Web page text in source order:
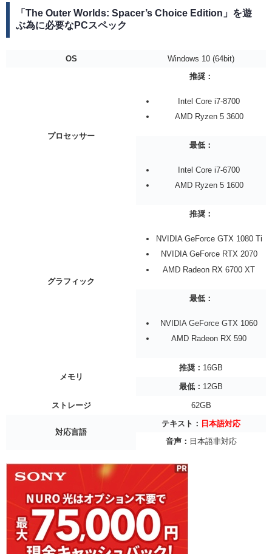
「The Outer Worlds: Spacer’s Choice Edition」を遊
ぶ為に必要なPCスペック
OS Windows 10 (64bit)
プロセッサー
推奨：
Intel Core i7-8700
AMD Ryzen 5 3600
最低：
Intel Core i7-6700
AMD Ryzen 5 1600
グラフィック
推奨：
NVIDIA GeForce GTX 1080 Ti
NVIDIA GeForce RTX 2070
AMD Radeon RX 6700 XT
最低：
NVIDIA GeForce GTX 1060
AMD Radeon RX 590
メモリ
推奨： 16GB
最低： 12GB
ストレージ 62GB
対応言語
テキスト： 日本語対応
音声： 日本語非対応